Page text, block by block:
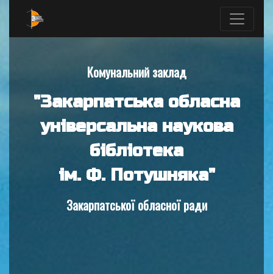
Комунальний заклад
"Закарпатська обласна
універсальна наукова
бібліотека
ім. Ф. Потушняка"
Закарпатської обласної ради